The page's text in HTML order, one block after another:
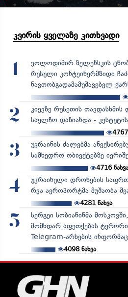
კვირის ყველაზე კითხვადი
1
ვოლოდიმირ ზელენსკის
რუსული კონტეინერმზიდი
ნავთობგადამამუშავებელ
2
კიევზე რუსეთის
საელჩო დაზიანდა -
4767
3
უკრაინის ძალებმა
სამხედრო ობიექტებზე
4716ნახვა
4
უკრაინული დრონების
რვა აეროპორტმა მუშაობა
4281ნახვა
5
სერგეი სობიანინმა
მომხდარ აფეთქებას
Telegram-არხების
4098ნახვა